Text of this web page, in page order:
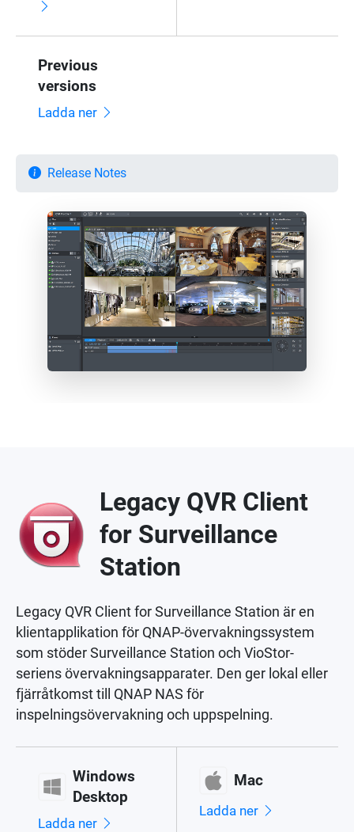
Previous
versions
Ladda ner
Release Notes
Legacy QVR Client
for Surveillance
Station
Legacy QVR Client for Surveillance Station är en
klientapplikation för QNAP-övervakningssystem
som stöder Surveillance Station och VioStor-
seriens övervakningsapparater. Den ger lokal eller
fjärråtkomst till QNAP NAS för
inspelningsövervakning och uppspelning.
Windows
Desktop
Ladda ner
Mac
Ladda ner